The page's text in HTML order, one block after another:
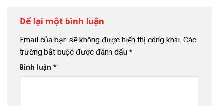
Để lại một bình luận
Email của bạn sẽ không được hiển thị công khai. Các
trường bắt buộc được đánh dấu *
Bình luận *